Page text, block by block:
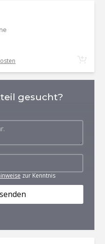
gesucht?
zur Kenntnis